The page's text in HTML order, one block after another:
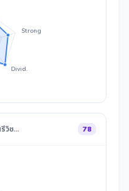
Strong
Divid.
วิช… 78